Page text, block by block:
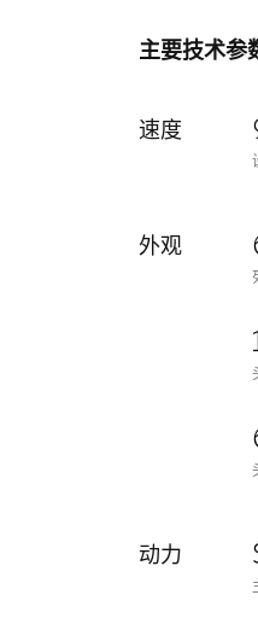
主要技术参
速度
外观
动力